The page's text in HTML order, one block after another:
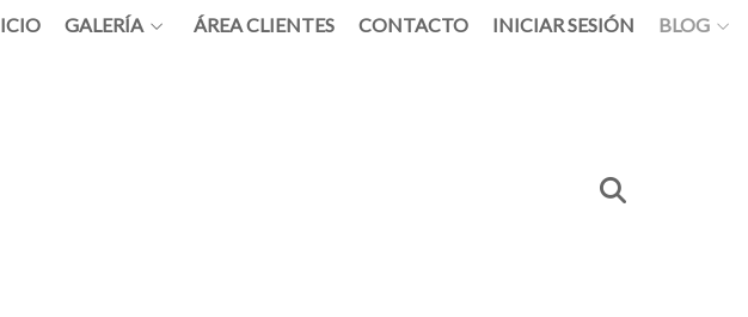
GALERÍA ÁREA CLIENTES CONTACTO INICIAR SESIÓN BLOG